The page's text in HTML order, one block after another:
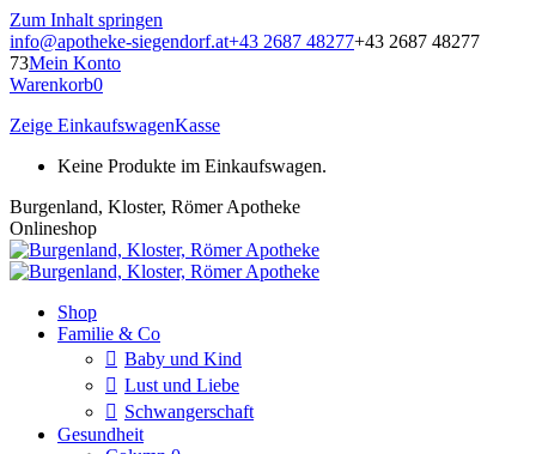
Zum Inhalt springen
info@apotheke-siegendorf.at+43 2687 48277+43 2687 48277
73Mein Konto
Warenkorb0
Zeige EinkaufswagenKasse
Keine Produkte im Einkaufswagen.
Burgenland, Kloster, Römer Apotheke
Onlineshop
Shop
Familie & Co
Baby und Kind
Lust und Liebe
Schwangerschaft
Gesundheit